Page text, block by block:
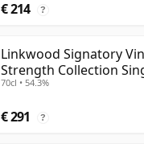
€ 214 ?
Linkwood Signatory
Strength Collection
oud
70cl • 54.3%
€ 291 ?